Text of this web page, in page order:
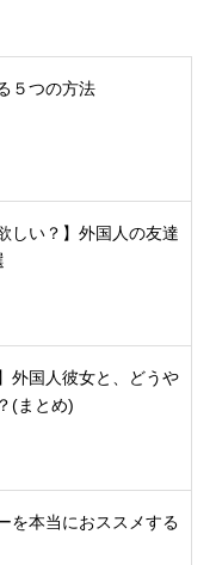
５つの方法
しい？】外国人の友達
外国人彼女と、どうや
(まとめ)
を本当におススメする